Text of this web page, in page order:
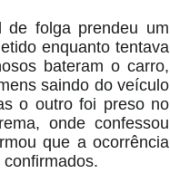
de folga prendeu um
enquanto tentava
bateram o carro,
saindo do veículo
o outro foi preso no
onde confessou
que a ocorrência